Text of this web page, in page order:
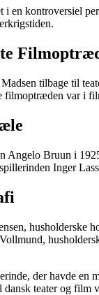
en kontroversiel
tilbage til
filmoptræden var i
Angelo Bruun i
Inger
husholderske
der havde
teater og film